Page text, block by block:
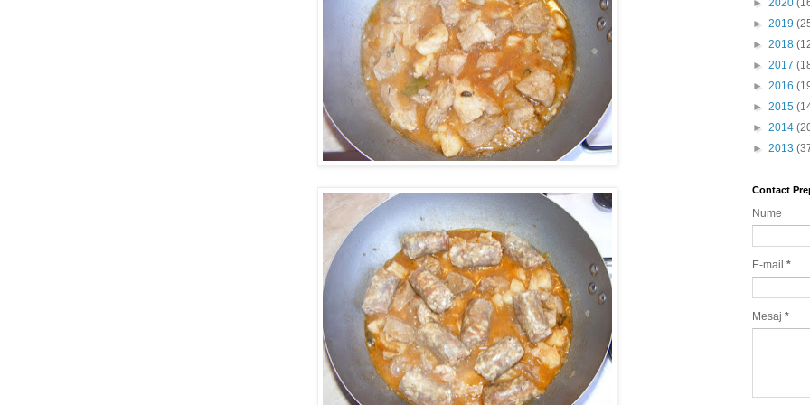
► 2020
► 2019
► 2018
► 2017
► 2016
► 2015
► 2014
► 2013
Contact
Nume
E-mail *
Mesaj *